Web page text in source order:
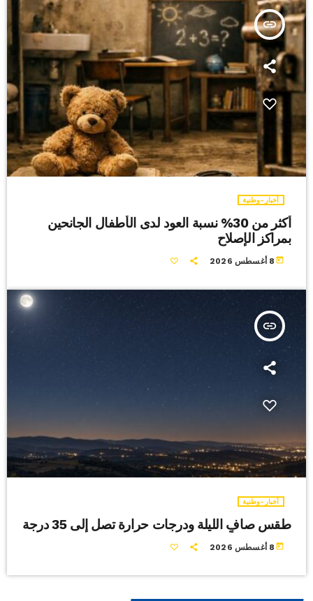
insert_link
أخبار-وطنية
أكثر من 30% نسبة العود لدى الأطفال الجانحين
بمراكز الإصلاح
today 8 أغسطس 2026
insert_link
أخبار-وطنية
طقس صافٍ الليلة ودرجات حرارة تصل إلى 35 درجة
today 8 أغسطس 2026